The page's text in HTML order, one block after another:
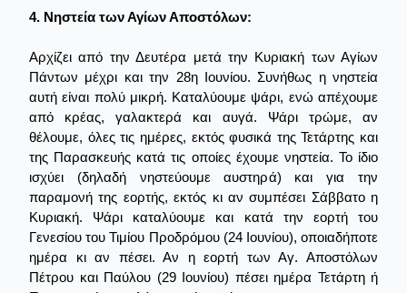
4. Νηστεία των Αγίων Αποστόλων:
Αρχίζει από την Δευτέρα μετά την Κυριακή των Αγίων
Πάντων μέχρι και την 28η Ιουνίου. Συνήθως η νηστεία
αυτή είναι πολύ μικρή. Καταλύουμε ψάρι, ενώ απέχουμε
από κρέας, γαλακτερά και αυγά. Ψάρι τρώμε, αν
θέλουμε, όλες τις ημέρες, εκτός φυσικά της Τετάρτης και
της Παρασκευής κατά τις οποίες έχουμε νηστεία. Το ίδιο
ισχύει (δηλαδή νηστεύουμε αυστηρά) και για την
παραμονή της εορτής, εκτός κι αν συμπέσει Σάββατο η
Κυριακή. Ψάρι καταλύουμε και κατά την εορτή του
Γενεσίου του Τιμίου Προδρόμου (24 Ιουνίου), οποιαδήποτε
ημέρα κι αν πέσει. Αν η εορτή των Αγ. Αποστόλων
Πέτρου και Παύλου (29 Ιουνίου) πέσει ημέρα Τετάρτη ή